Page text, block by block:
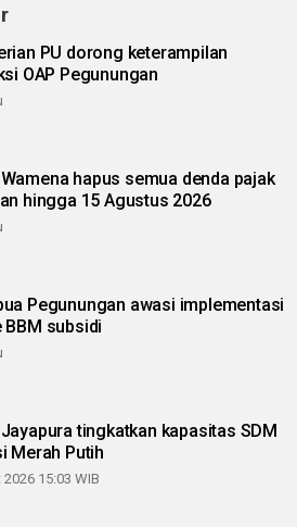
PU dorong keterampilan
OAP Pegunungan
hapus semua denda pajak
hingga 15 Agustus 2026
Pegunungan awasi implementasi
BBM subsidi
tingkatkan kapasitas SDM
Merah Putih
15:03 WIB